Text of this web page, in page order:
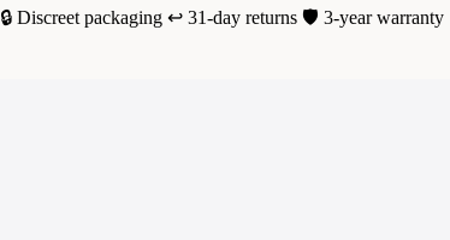
🔒 Discreet packaging ↩️ 31-day returns 🛡️ 3-year warranty